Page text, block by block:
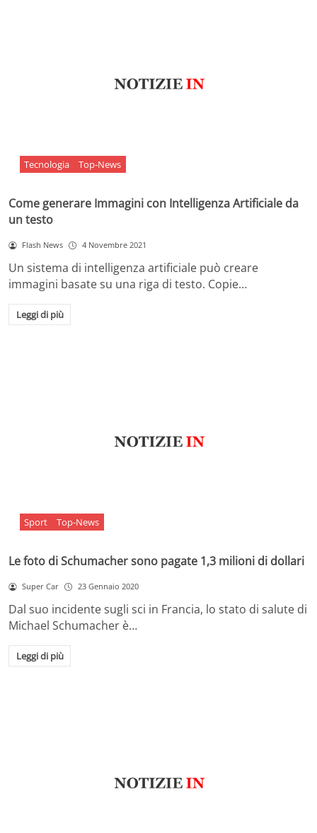
Tecnologia Top-News
Come generare Immagini con Intelligenza Artificiale da
un testo
Flash News 4 Novembre 2021
Un sistema di intelligenza artificiale può creare
immagini basate su una riga di testo. Copie…
Leggi di più
Sport Top-News
Le foto di Schumacher sono pagate 1,3 milioni di dollari
Super Car 23 Gennaio 2020
Dal suo incidente sugli sci in Francia, lo stato di salute di
Michael Schumacher è…
Leggi di più